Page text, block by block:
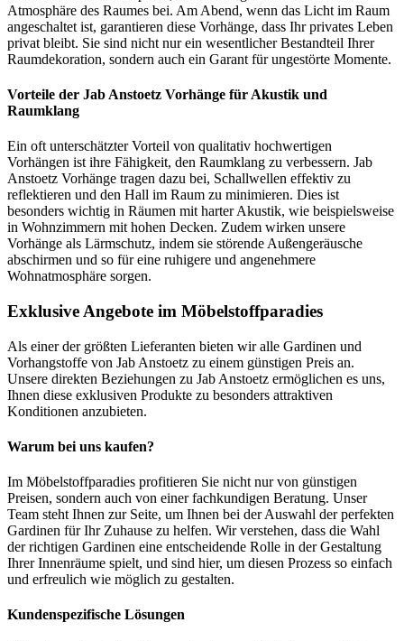
Atmosphäre des Raumes bei. Am Abend, wenn das Licht im Raum
angeschaltet ist, garantieren diese Vorhänge, dass Ihr privates Leben
privat bleibt. Sie sind nicht nur ein wesentlicher Bestandteil Ihrer
Raumdekoration, sondern auch ein Garant für ungestörte Momente.
Vorteile der Jab Anstoetz Vorhänge für Akustik und
Raumklang
Ein oft unterschätzter Vorteil von qualitativ hochwertigen
Vorhängen ist ihre Fähigkeit, den Raumklang zu verbessern. Jab
Anstoetz Vorhänge tragen dazu bei, Schallwellen effektiv zu
reflektieren und den Hall im Raum zu minimieren. Dies ist
besonders wichtig in Räumen mit harter Akustik, wie beispielsweise
in Wohnzimmern mit hohen Decken. Zudem wirken unsere
Vorhänge als Lärmschutz, indem sie störende Außengeräusche
abschirmen und so für eine ruhigere und angenehmere
Wohnatmosphäre sorgen.
Exklusive Angebote im Möbelstoffparadies
Als einer der größten Lieferanten bieten wir alle Gardinen und
Vorhangstoffe von Jab Anstoetz zu einem günstigen Preis an.
Unsere direkten Beziehungen zu Jab Anstoetz ermöglichen es uns,
Ihnen diese exklusiven Produkte zu besonders attraktiven
Konditionen anzubieten.
Warum bei uns kaufen?
Im Möbelstoffparadies profitieren Sie nicht nur von günstigen
Preisen, sondern auch von einer fachkundigen Beratung. Unser
Team steht Ihnen zur Seite, um Ihnen bei der Auswahl der perfekten
Gardinen für Ihr Zuhause zu helfen. Wir verstehen, dass die Wahl
der richtigen Gardinen eine entscheidende Rolle in der Gestaltung
Ihrer Innenräume spielt, und sind hier, um diesen Prozess so einfach
und erfreulich wie möglich zu gestalten.
Kundenspezifische Lösungen